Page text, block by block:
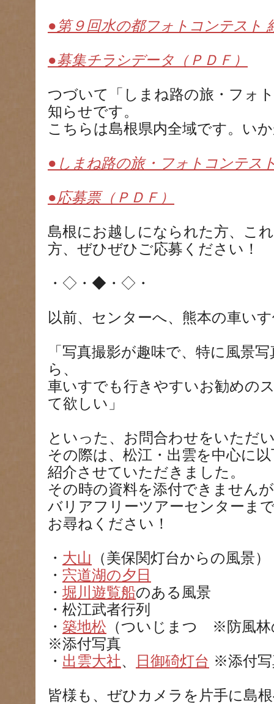
●第９回水の都フォトコンテスト
●募集チラシデータ（ＰＤＦ）
つづいて「しまね路の旅・フォ
知らせです。
こちらは島根県内全域です。い
●しまね路の旅・フォトコンテス
●応募票（ＰＤＦ）
島根にお越しになられた方、こ
方、ぜひぜひご応募ください！
・◇・◆・◇・
以前、センターへ、熊本の車い
「写真撮影が趣味で、特に風景
ら、
車いすでも行きやすいお勧めの
て欲しい」
といった、お問合わせをいただ
その際は、松江・出雲を中心に
紹介させていただきました。
その時の資料を添付できません
バリアフリーツアーセンターま
お尋ねください！
・ 大山 （美保関灯台からの風景
・ 宍道湖の夕日
・ 堀川遊覧船のある風景
・松江武者行列
・ 築地松 （ついじまつ ※防風
※添付写真
・ 出雲大社、 日御碕灯台 ※添付
皆様も、ぜひカメラを片手に島